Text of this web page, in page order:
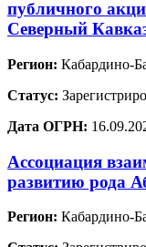
публичного
Северный
Регион: Кабардино-
Статус:
Дата ОГРН:
Ассоциация
развитию рода
Регион: Кабардино-